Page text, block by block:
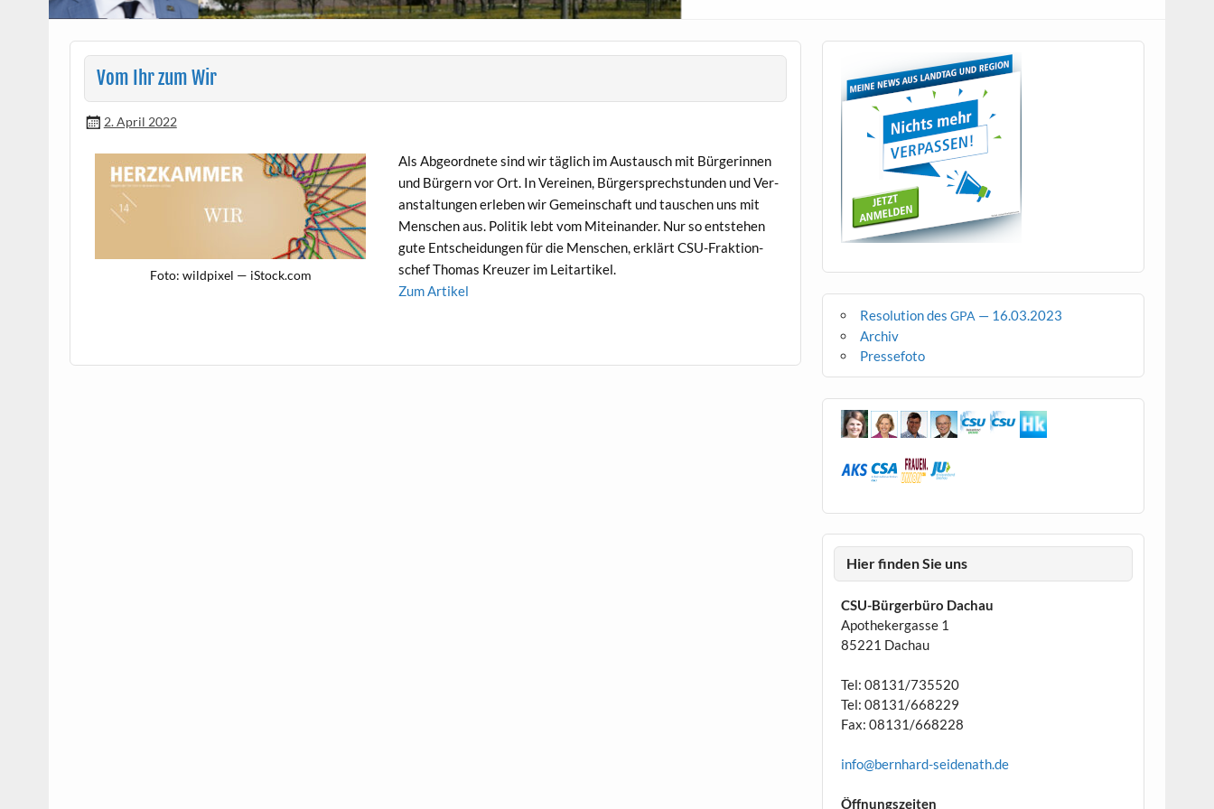
Vom Ihr zum Wir
2. April 2022
Foto: wild­pix­el — iStock.com
Als Abge­ord­nete sind wir täglich im Aus­tausch mit Bürg­erin­nen
und Bürg­ern vor Ort. In Vere­inen, Bürg­er­sprech­stun­den und Ver­
anstal­tun­gen erleben wir Gemein­schaft und tauschen uns mit
Men­schen aus. Poli­tik lebt vom Miteinan­der. Nur so entste­hen
gute Entschei­dun­gen für die Men­schen, erk­lärt CSU-Frak­tion­
schef Thomas Kreuzer im Leitartikel.
Zum Artikel
Resolution desGPA — 16.03.2023
Archiv
Pressefoto
Hier finden Sie uns
CSU-Bürgerbüro Dachau
Apothekergasse 1
85221 Dachau
Tel: 08131/735520
Tel: 08131/668229
Fax: 08131/668228
info@bernhard-seidenath.de
Öffnungszeiten